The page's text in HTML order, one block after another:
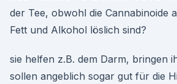
der Tee, obwohl die Cannabinoide
Fett und Alkohol löslich sind?
sie helfen z.B. dem Darm, bringen
sollen angeblich sogar gut für die